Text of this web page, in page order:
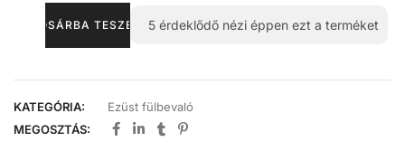
KOSÁRBA TESZEM 5érdeklődő nézi éppen ezt a terméket
KATEGÓRIA:
Ezüst fülbevaló
MEGOSZTÁS: